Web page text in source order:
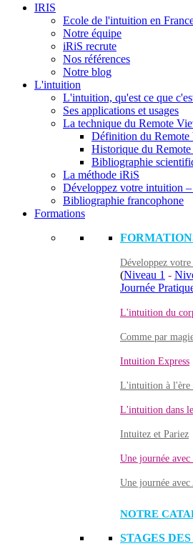
IRIS
Ecole de l'intuition en
Notre équipe
iRiS recrute
Nos références
Notre blog
L'intuition
L'intuition, qu'est ce que
Ses applications et usages
La technique du Remote
Définition du
Historique du
Bibliographie
La méthode iRiS
Développez votre intuition
Bibliographie francophone
Formations
Développez
(Niveau 1 -
Journée
L'intuition du
Comme par
Intuition Express
L'intuition à l'ère
L'intuition dans
Intuitez et Pariez
Une journée
Une journée
NOTRE
STAGES